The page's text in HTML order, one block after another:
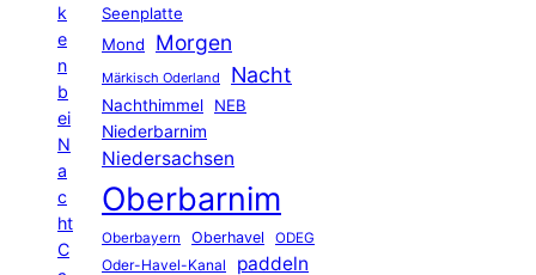
k
e
n
b
ei
N
a
c
ht
C
Seenplatte
Mond
Morgen
Märkisch Oderland Nacht
Nachthimmel
NEB
Niederbarnim
Niedersachsen
Oberbarnim
Oberbayern Oberhavel ODEG
Oder-Havel-Kanal paddeln